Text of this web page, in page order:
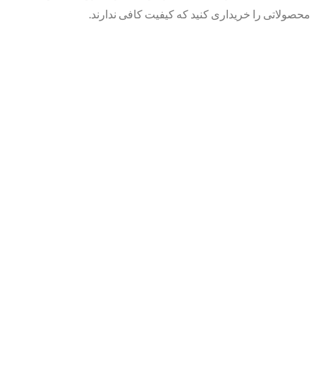
محصولاتی را خریداری کنید که کیفیت کافی ندارند.